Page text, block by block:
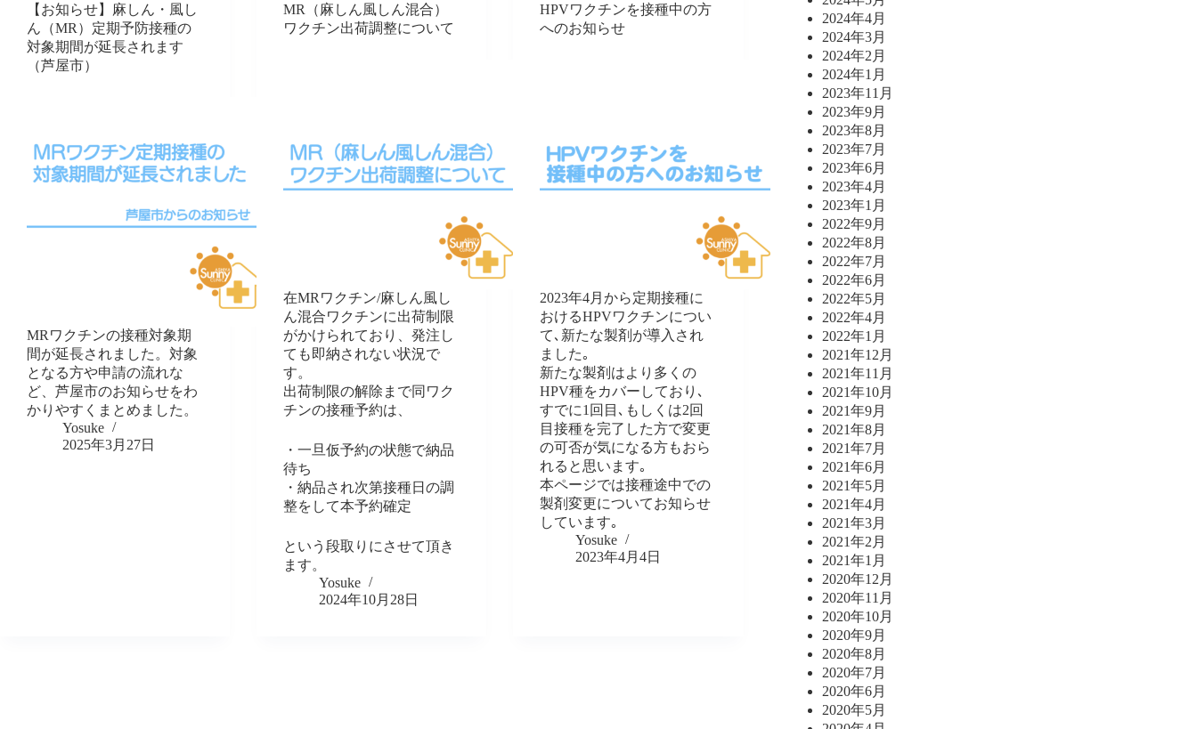
【お知らせ】麻しん・風し
ん（MR）定期予防接種の
対象期間が延長されます
（芦屋市）
MRワクチンの接種対象期
間が延長されました。対象
となる方や申請の流れな
ど、芦屋市のお知らせをわ
かりやすくまとめました。
Yosuke
2025年3月27日
MR（麻しん風しん混合）
ワクチン出荷調整について
在MRワクチン/麻しん風し
ん混合ワクチンに出荷制限
がかけられており、発注し
ても即納されない状況で
す。
出荷制限の解除まで同ワク
チンの接種予約は、
・一旦仮予約の状態で納品
待ち
・納品され次第接種日の調
整をして本予約確定
という段取りにさせて頂き
ます。
Yosuke
2024年10月28日
HPVワクチンを接種中の方
へのお知らせ
2023年4月から定期接種に
おけるHPVワクチンについ
て､新たな製剤が導入され
ました｡
新たな製剤はより多くの
HPV種をカバーしており､
すでに1回目､もしくは2回
目接種を完了した方で変更
の可否が気になる方もおら
れると思います｡
本ページでは接種途中での
製剤変更についてお知らせ
しています｡
Yosuke
2023年4月4日
2024年4月
2024年3月
2024年2月
2024年1月
2023年11月
2023年9月
2023年8月
2023年7月
2023年6月
2023年4月
2023年1月
2022年9月
2022年8月
2022年7月
2022年6月
2022年5月
2022年4月
2022年1月
2021年12月
2021年11月
2021年10月
2021年9月
2021年8月
2021年7月
2021年6月
2021年5月
2021年4月
2021年3月
2021年2月
2021年1月
2020年12月
2020年11月
2020年10月
2020年9月
2020年8月
2020年7月
2020年6月
2020年5月